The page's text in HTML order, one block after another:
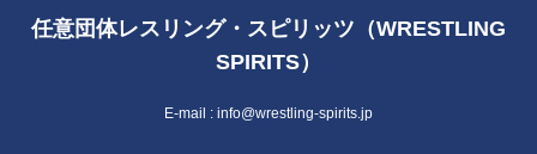
任意団体レスリング・スピリッツ（WRESTLING
SPIRITS）
E-mail : info@wrestling-spirits.jp